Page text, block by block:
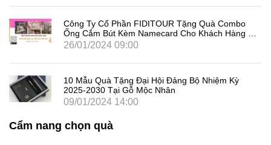
Công Ty Cổ Phần FIDITOUR Tặng Quà Combo
Ống Cắm Bút Kèm Namecard Cho Khách Hàng Dịp
8/3
26/01/2024 09:00
10 Mẫu Quà Tặng Đại Hội Đảng Bộ Nhiệm Kỳ
2025-2030 Tại Gỗ Mộc Nhân
09/01/2024 14:00
Cẩm nang chọn quà